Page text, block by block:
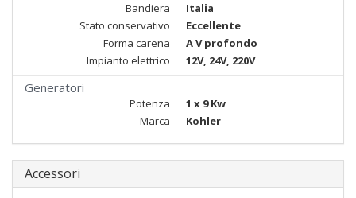
Bandiera
Italia
Stato conservativo
Eccellente
Forma carena
A V profondo
Impianto elettrico
12V, 24V, 220V
Generatori
Potenza
1 x 9 Kw
Marca
Kohler
Accessori